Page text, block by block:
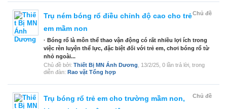
Chủ đề
Trụ ném bóng rổ điều chỉnh độ cao cho trẻ
em mầm non
· Bóng rổ là môn thể thao vận động có rất nhiều lợi ích trong
việc rèn luyện thể lực, đặc biệt đối với trẻ em, chơi bóng rổ từ
nhỏ ngoài...
Chủ đề bởi: Thiết Bị MN Ánh Dương 13/2/25 , 0 lần trả lời, trong
diễn đàn: Rao vặt Tổng hợp
Chủ đề
Trụ bóng rổ trẻ em cho trường mầm non,